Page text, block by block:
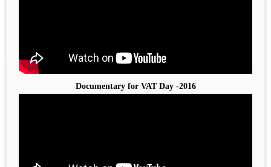
Documentary for VAT Day -2016